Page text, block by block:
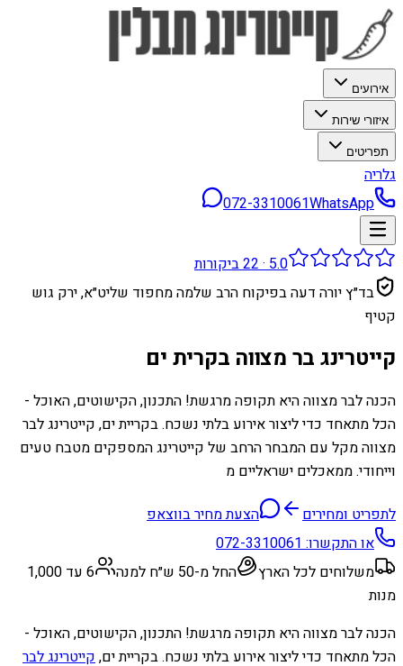
אירועים
איזורי שירות
תפריטים
גלריה
072-3310061WhatsApp
5.0
·
22ביקורות
בד״ץ יורה דעה בפיקוח הרב שלמה מחפוד שליט״א, ירק גוש
קטיף
קייטרינג בר מצווה בקרית ים
הכנה לבר מצווה היא תקופה מרגשת! התכנון, הקישוטים, האוכל -
הכל מתאחד כדי ליצור אירוע בלתי נשכח. בקריית ים, קייטרינג לבר
מצווה מקל עם המבחר הרחב של קייטרינג המספקים מטבח טעים
וייחודי. ממאכלים ישראליים מ
לתפריט ומחירים
הצעת מחיר בווצאפ
או התקשרו:072-3310061
משלוחים לכל הארץ
החל מ-50 ש״ח למנה
6 עד 1,000
מנות
הכנה לבר מצווה היא תקופה מרגשת! התכנון, הקישוטים, האוכל -
הכל מתאחד כדי ליצור אירוע בלתי נשכח. בקריית ים,קייטרינג לבר